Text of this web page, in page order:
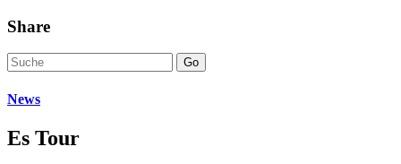
Share
Go
News
Es Tour